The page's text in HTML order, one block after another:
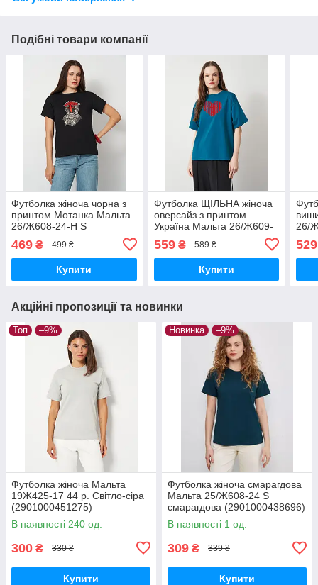
Подібні товари компанії
Футболка жіноча чорна з
принтом Мотанка Мальта
26/Ж608-24-Н S
469 ₴ 499 ₴
Купити
Футболка ЩІЛЬНА жіноча
оверсайз з принтом
Україна Мальта 26/Ж609-
559₴ 589 ₴
Купити
26/
529
Акційні пропозиції та новинки
Топ –9%
Футболка жіноча Мальта
19Ж425-17 44 р. Світло-сіра
(2901000451275)
В наявності 240 од.
300 ₴ 330 ₴
Купити
Новинка –9%
Футболка жіноча смарагдова
Мальта 25/Ж608-24 S
смарагдова (2901000438696)
В наявності 1 од.
309 ₴ 339 ₴
Купити